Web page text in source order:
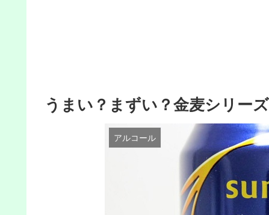
うまい？まずい？金麦シリー
アルコール